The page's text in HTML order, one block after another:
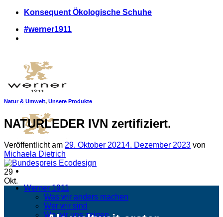
Zum
springen
Konsequent Ökologische Schuhe
#werner1911
Werner 1911
Was wir anders machen
Wer wir sind
Wo wir uns zeigen
Natur & Umwelt, Unsere Produkte
NATURLEDER IVN zertifiziert.
Veröffentlicht am 29. Oktober 20214. Dezember 2023 von
Michaela Dietrich
29
Okt.